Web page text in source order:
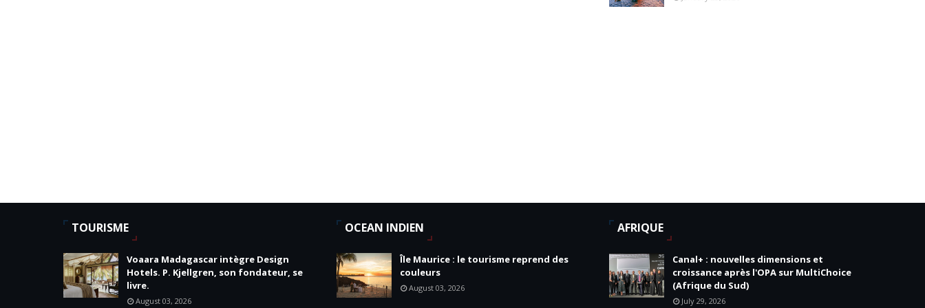
TOURISME
Voaara Madagascar intègre Design
Hotels. P. Kjellgren, son fondateur, se
livre.
August 03, 2026
OCEAN INDIEN
Île Maurice : le tourisme reprend des
couleurs
August 03, 2026
AFRIQUE
Canal+ : nouvelles dimensions et
croissance après l'OPA sur MultiChoice
(Afrique du Sud)
July 29, 2026